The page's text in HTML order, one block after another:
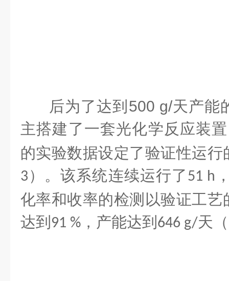
后为了达到 500 g/天产能
主搭建了一套光化学反应装
的实验数据设定了验证性运
3）。该系统连续运行了51 h
化率和收率的检测以验证工
达到 91 % ，产能达到 646 g/天